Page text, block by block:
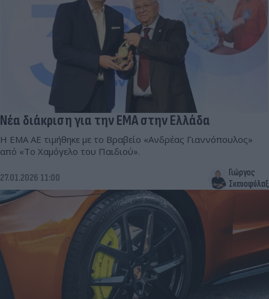
Νέα διάκριση για την ΕΜΑ στην Ελλάδα
Η ΕΜΑ ΑΕ τιμήθηκε με το Βραβείο «Ανδρέας Γιαννόπουλος»
από «Το Χαμόγελο του Παιδιού».
27.01.2026 11:00
Γιώργος
Σκευοφύλαξ